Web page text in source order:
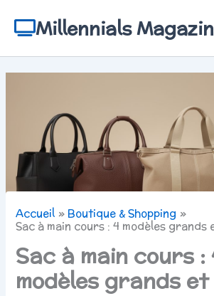
contenuMillennials
Accueil
Boutique & Shopping
Sac à main cours : 4 modèles grands
Sac à main cours :
modèles grands